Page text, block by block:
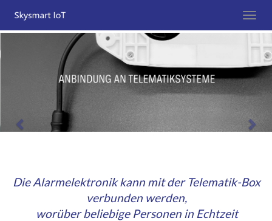
Die Alarmelektronik kann mit der Telematik-Box
verbunden werden,
worüber beliebige Personen in Echtzeit
Previous